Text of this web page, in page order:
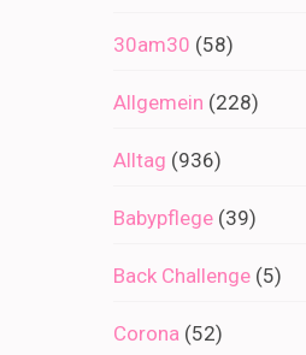
30am30 (58)
Allgemein (228)
Alltag (936)
Babypflege (39)
Back Challenge (5)
Corona (52)